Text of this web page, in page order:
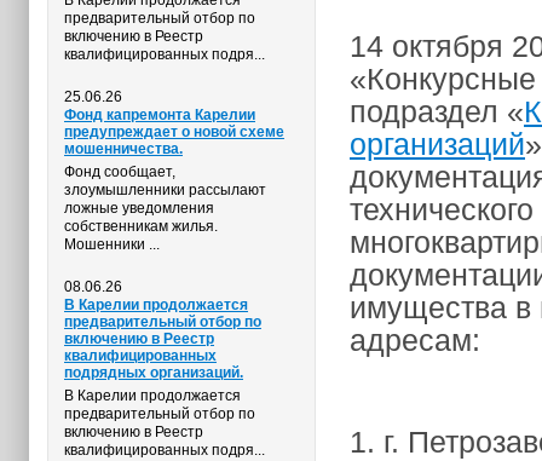
предварительный отбор по
включению в Реестр
квалифицированных подря...
25.06.26
Фонд капремонта Карелии
предупреждает о новой схеме
мошенничества.
Фонд сообщает,
злоумышленники рассылают
ложные уведомления
собственникам жилья.
Мошенники ...
08.06.26
В Карелии продолжается
предварительный отбор по
включению в Реестр
квалифицированных
подрядных организаций.
В Карелии продолжается
предварительный отбор по
включению в Реестр
квалифицированных подря...
14 октября
подраздел «
организаций
имущества в
адресам:
1. г.